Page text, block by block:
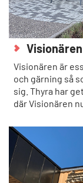
Visionären
Visionären är
och gärning så
sig. Thyra har
där Visionären